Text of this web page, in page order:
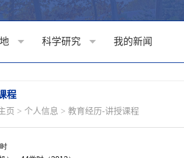
科学研究 我的新闻
程
页 > 个人信息 > 教育经历-讲授课程